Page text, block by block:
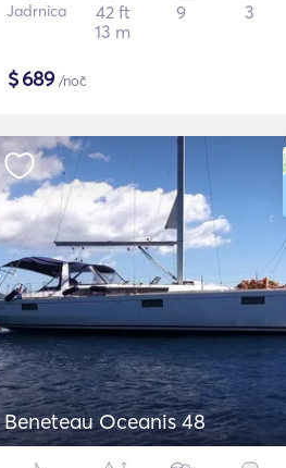
Jadrnica
42 ft
13 m
9 3
$689/noč
Beneteau Oceanis 48